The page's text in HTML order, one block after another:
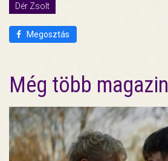
Dér Zsolt
Megosztás
Még több magazin